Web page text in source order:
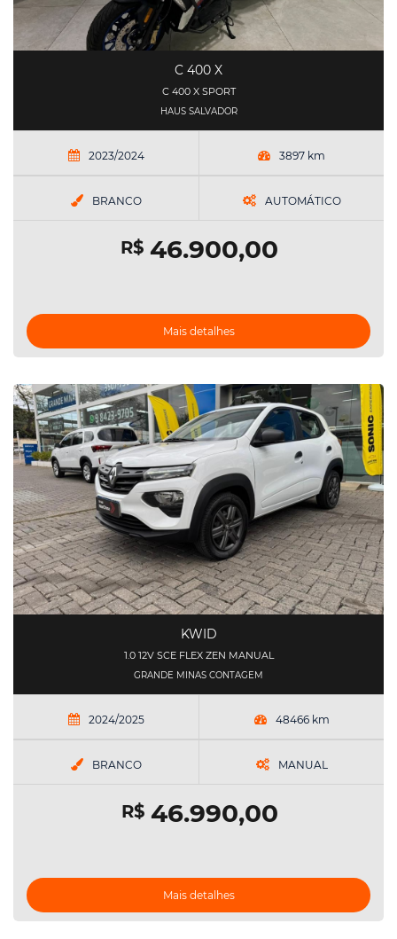
C 400 X
C 400 X SPORT
HAUS SALVADOR
2023/2024 3897 km
BRANCO AUTOMÁTICO
R$46.900,00
Mais detalhes
KWID
1.0 12V SCE FLEX ZEN MANUAL
GRANDE MINAS CONTAGEM
2024/2025 48466 km
BRANCO MANUAL
R$46.990,00
Mais detalhes